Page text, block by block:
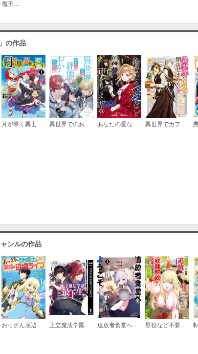
ント：180
ント：180
ント： 180
異世界婚活～魔王を倒したアラサー女戦士が婚活をはじめました～
の作品
月が導く異世界道中 異世界でのおれへの評価がおかしいんだが（分冊版） あなたの愛など要りません 異世界でカフェを開店しました。
ンルの作品
おっさん底辺治癒士と愛娘の辺境ライフ～中年男が回復スキルに覚醒して、英雄へ成り上がる～（コミック） 王立魔法学園の最下生～貧困街上がりの最強魔法師、貴族だらけの学園で無双する～ 追放者食堂へようこそ！ 壁役など不要と追放されたＳ級冒険者、≪奴隷解放≫スキルを駆使して史上最強の国造り